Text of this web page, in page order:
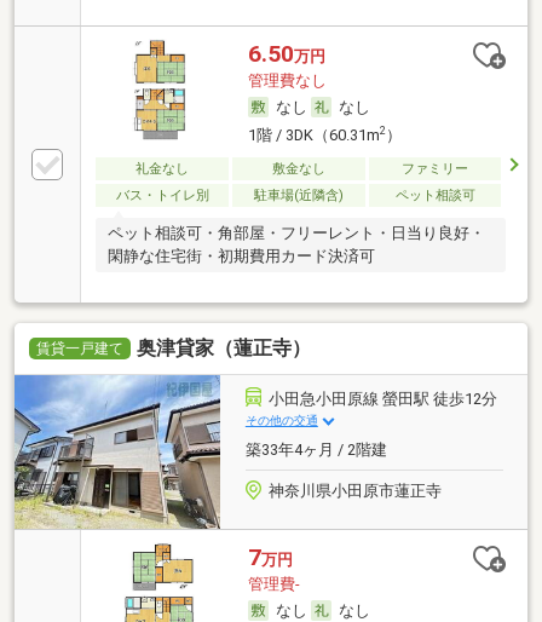
6.50万円
管理費なし
なし
なし
1階 / 3DK（60.31m2）
礼金なし 敷金なし
ファミリー
バス・トイレ別
駐車場(近隣含) ペット相談可
ペット相談可・角部屋・フリーレント・日当り良好・
閑静な住宅街・初期費用カード決済可
賃貸一戸建て 奥津貸家（蓮正寺）
小田急小田原線 螢田駅 徒歩12分
その他の交通
築33年4ヶ月 / 2階建
神奈川県小田原市蓮正寺
7万円
管理費-
なし
なし